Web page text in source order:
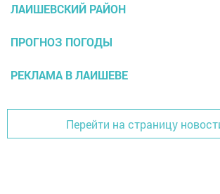
ЛАИШЕВСКИЙ РАЙОН
ПРОГНОЗ ПОГОДЫ
РЕКЛАМА В ЛАИШЕВЕ
Перейти на страницу